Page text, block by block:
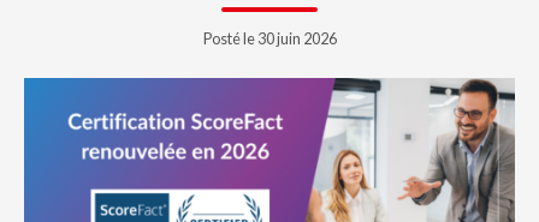
Posté le 30 juin 2026